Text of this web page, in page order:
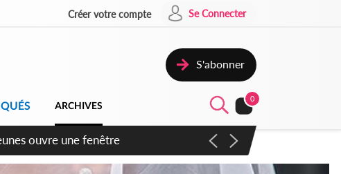
Créer votre compte Se Connecter
S'abonner
ARCHIVES
0
un accord avec la